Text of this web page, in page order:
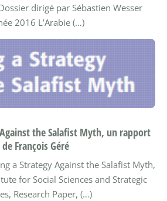
dirigé par Sébastien Wesser
2016 L’Arabie (…)
the Salafist Myth, un rapport
de François Géré
a Strategy Against the Salafist Myth,
for Social Sciences and Strategic
Research Paper, (…)